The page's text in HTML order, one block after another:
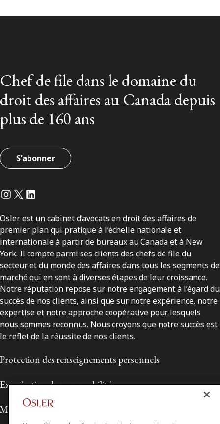
Chef de file dans le domaine du
droit des affaires au Canada depuis
plus de 160 ans
S'abonner
Instagram
Twitter
LinkedIn
Osler est un cabinet d’avocats en droit des affaires de
premier plan qui pratique à l’échelle nationale et
internationale à partir de bureaux au Canada et à New
York. Il compte parmi ses clients des chefs de file du
secteur et du monde des affaires dans tous les segments de
marché qui en sont à diverses étapes de leur croissance.
Notre réputation repose sur notre engagement à l’égard du
succès de nos clients, ainsi que sur notre expérience, notre
expertise et notre approche coopérative pour lesquels
nous sommes reconnus. Nous croyons que notre succès est
le reflet de la réussite de nos clients.
Protection des renseignements personnels
Exonération de responsabilité
Modalités de prestation de services